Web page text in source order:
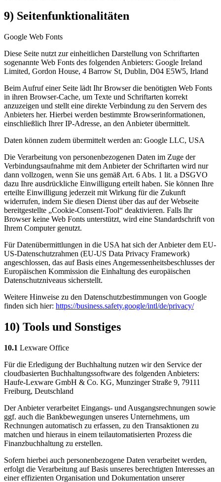
9) Seitenfunktionalitäten
Google Web Fonts
Diese Seite nutzt zur einheitlichen Darstellung von Schriftarten
sogenannte Web Fonts des folgenden Anbieters: Google Ireland
Limited, Gordon House, 4 Barrow St, Dublin, D04 E5W5, Irland
Beim Aufruf einer Seite lädt Ihr Browser die benötigten Web Fonts
in ihren Browser-Cache, um Texte und Schriftarten korrekt
anzuzeigen und stellt eine direkte Verbindung zu den Servern des
Anbieters her. Hierbei werden bestimmte Browserinformationen,
einschließlich Ihrer IP-Adresse, an den Anbieter übermittelt.
Daten können zudem übermittelt werden an: Google LLC, USA
Die Verarbeitung von personenbezogenen Daten im Zuge der
Verbindungsaufnahme mit dem Anbieter der Schriftarten wird nur
dann vollzogen, wenn Sie uns gemäß Art. 6 Abs. 1 lit. a DSGVO
dazu Ihre ausdrückliche Einwilligung erteilt haben. Sie können Ihre
erteilte Einwilligung jederzeit mit Wirkung für die Zukunft
widerrufen, indem Sie diesen Dienst über das auf der Webseite
bereitgestellte „Cookie-Consent-Tool“ deaktivieren. Falls Ihr
Browser keine Web Fonts unterstützt, wird eine Standardschrift von
Ihrem Computer genutzt.
Für Datenübermittlungen in die USA hat sich der Anbieter dem EU-
US-Datenschutzrahmen (EU-US Data Privacy Framework)
angeschlossen, das auf Basis eines Angemessenheitsbeschlusses der
Europäischen Kommission die Einhaltung des europäischen
Datenschutzniveaus sicherstellt.
Weitere Hinweise zu den Datenschutzbestimmungen von Google
finden sich hier: https://business.safety.google/intl/de/privacy/
10) Tools und Sonstiges
10.1 Lexware Office
Für die Erledigung der Buchhaltung nutzen wir den Service der
cloudbasierten Buchhaltungssoftware des folgenden Anbieters:
Haufe-Lexware GmbH & Co. KG, Munzinger Straße 9, 79111
Freiburg, Deutschland
Der Anbieter verarbeitet Eingangs- und Ausgangsrechnungen sowie
ggf. auch die Bankbewegungen unseres Unternehmens, um
Rechnungen automatisch zu erfassen, zu den Transaktionen zu
matchen und hieraus in einem teilautomatisierten Prozess die
Finanzbuchhaltung zu erstellen.
Sofern hierbei auch personenbezogene Daten verarbeitet werden,
erfolgt die Verarbeitung auf Basis unseres berechtigten Interesses an
einer effizienten Organisation und Dokumentation unserer